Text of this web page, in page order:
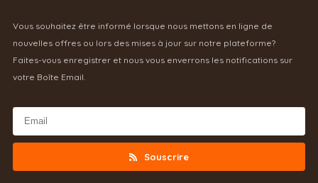
Vous souhaitez être informé lorsque nous mettons en ligne de
nouvelles offres ou lors des mises à jour sur notre plateforme?
Faites-vous enregistrer et nous vous enverrons les notifications sur
votre Boîte Email.
Souscrire